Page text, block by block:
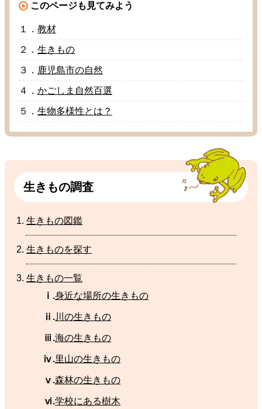
このページも 見てみよう
１． 教材
２． 生きもの
３． 鹿児島市の自然
４． かごしま 自然百選
５． 生物多様性とは？
生きもの調査
生きもの図鑑
生きものを探す
生きもの一覧
ⅰ.身近な場所の生きもの
ⅱ.川 の生きもの
ⅲ.海の生きもの
ⅳ.里山の生きもの
ⅴ.森林の生きもの
ⅵ.学校にある樹木